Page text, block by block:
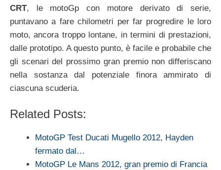
CRT, le motoGp con motore derivato di serie,
puntavano a fare chilometri per far progredire le loro
moto, ancora troppo lontane, in termini di prestazioni,
dalle prototipo. A questo punto, è facile e probabile che
gli scenari del prossimo gran premio non differiscano
nella sostanza dal potenziale finora ammirato di
ciascuna scuderia.
Related Posts:
MotoGP Test Ducati Mugello 2012, Hayden
fermato dal…
MotoGP Le Mans 2012, gran premio di Francia